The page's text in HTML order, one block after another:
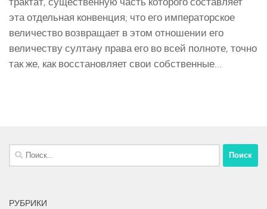
эта отдельная конвенция; что его императорское
величество возвращает в этом отношении его
величеству султану права его во всей полноте, точно
так же, как восстановляет свои собственные…
Найти:
РУБРИКИ